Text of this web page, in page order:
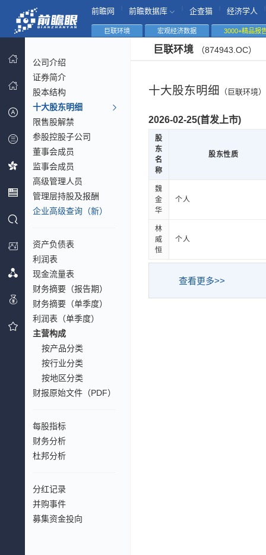
前瞻网 前瞻数据库 企查猫 经济学人
巨联环境 宏观经济数据 3000+精品报
公司介绍
证券简介
股本结构
十大股东明细
限售股解禁
参股控股子公司
董事会成员
监事会成员
高级管理人员
管理层持股及报酬
企业高级查询（新）
资产负债表
利润表
现金流量表
财务摘要（报告期）
财务摘要（单季度）
利润表（单季度）
主营构成
按产品分类
按行业分类
按地区分类
财报原始文件（PDF）
每股指标
财务分析
杜邦分析
分红记录
并购事件
募集资金投向
巨联环境 （874943.OC）
十大股东明细 （巨联环境）
2026-02-25(首发上市)
股
东
名
称
股东性质
魏
金
华
个人
林
威
恒
个人
查看更多>>